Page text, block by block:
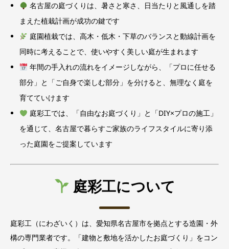
名古屋の庭づくりは、暑さと寒さ、日当たりと風通しを踏
まえた植栽計画が成功の鍵です
庭園植栽では、高木・低木・下草のバランスと動線計画を
同時に考えることで、使いやすく美しい庭が生まれます
年間の手入れの流れをイメージしながら、「プロに任せる
部分」と「ご自身で楽しむ部分」を分けると、無理なく庭を
育てていけます
庭彩工では、「自由なお庭づくり」と「DIY×プロの施工」
を通じて、名古屋で暮らすご家族のライフスタイルに寄り添
った庭園をご提案しています
庭彩工について
庭彩工（にわざいく）は、愛知県名古屋市を拠点とする造園・外
構の専門業者です。「建物と敷地を活かしたお庭づくり」をコン